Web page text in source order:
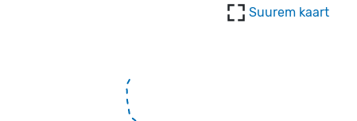
Suurem kaart